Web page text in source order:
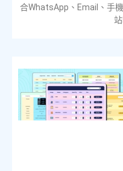
合WhatsApp、Email、手